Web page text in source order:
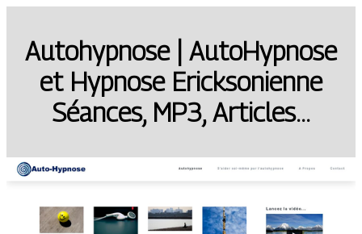
Autohypnose | AutoHypnose
et Hypnose Erickso­nien­ne
Séances, MP3, Articles…